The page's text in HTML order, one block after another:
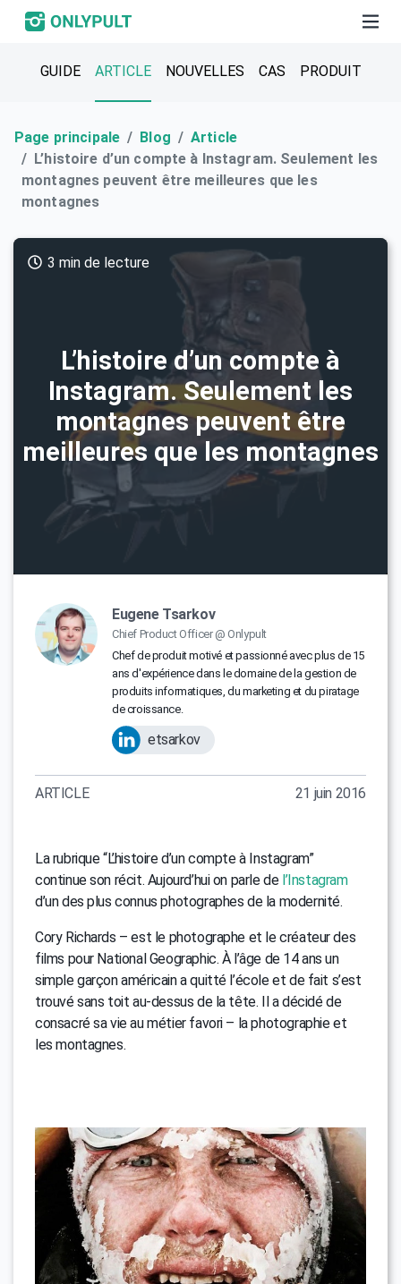
GUIDE ARTICLE NOUVELLES CAS PRODUIT
Page principale Blog
Article
L’histoire d’un compte à Instagram. Seulement les
montagnes peuvent être meilleures que les
montagnes
L’histoire d’un compte à
Instagram. Seulement les
montagnes peuvent être
meilleures que les montagnes
3 min de lecture
Eugene Tsarkov
Chief Product Officer @ Onlypult
Chef de produit motivé et passionné avec plus de 15
ans d'expérience dans le domaine de la gestion de
produits informatiques, du marketing et du piratage
de croissance.
etsarkov
ARTICLE 21 juin 2016
La rubrique “L’histoire d’un compte à Instagram”
continue son récit. Aujourd’hui on parle de l’Instagram
d’un des plus connus photographes de la modernité.
Cory Richards – est le photographe et le créateur des
films pour National Geographic. À l’âge de 14 ans un
simple garçon américain a quitté l’école et de fait s’est
trouvé sans toit au-dessus de la tête. Il a décidé de
consacré sa vie au métier favori – la photographie et
les montagnes.